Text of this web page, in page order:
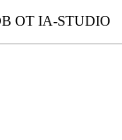
IA-STUDIO